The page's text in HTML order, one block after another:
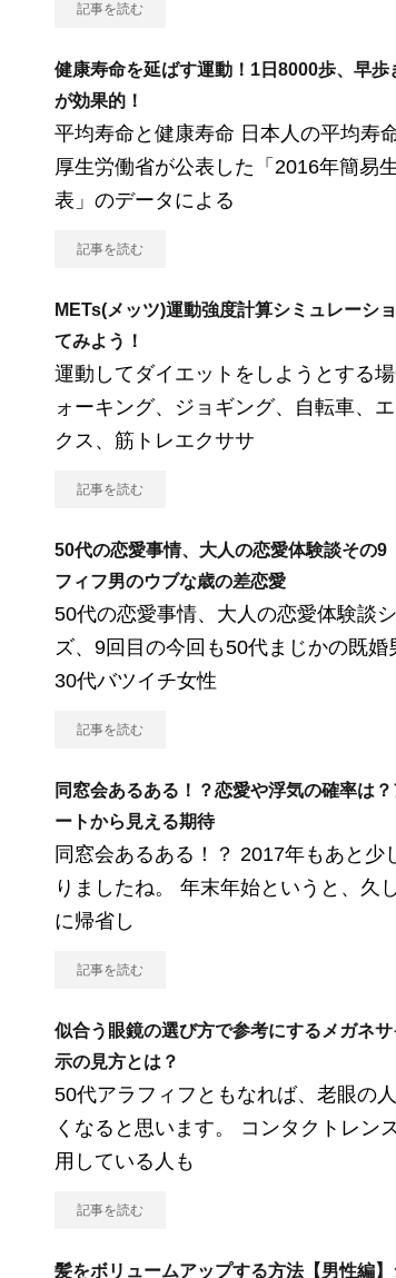
記事を読む
健康寿命を延ばす運動！1日8000歩、早歩
が効果的！
平均寿命と健康寿命 日本人の平均寿命
厚生労働省が公表した「2016年簡易
表」のデータによる
記事を読む
METs(メッツ)運動強度計算シミュレーシ
てみよう！
運動してダイエットをしようとする
ォーキング、ジョギング、自転車、
クス、筋トレエクササ
記事を読む
50代の恋愛事情、大人の恋愛体験談その
フィフ男のウブな歳の差恋愛
50代の恋愛事情、大人の恋愛体験談
ズ、9回目の今回も50代まじかの既婚
30代バツイチ女性
記事を読む
同窓会あるある！？恋愛や浮気の確率は
ートから見える期待
同窓会あるある！？ 2017年もあと少
りましたね。 年末年始というと、久
に帰省し
記事を読む
似合う眼鏡の選び方で参考にするメガネ
示の見方とは？
50代アラフィフともなれば、老眼の
くなると思います。 コンタクトレン
用している人も
記事を読む
髪をボリュームアップする方法【男性編